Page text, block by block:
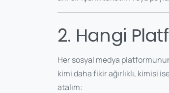
2. Hangi
Her sosyal medya
kimi daha fikir ağırlıklı, kimisi
atalım: